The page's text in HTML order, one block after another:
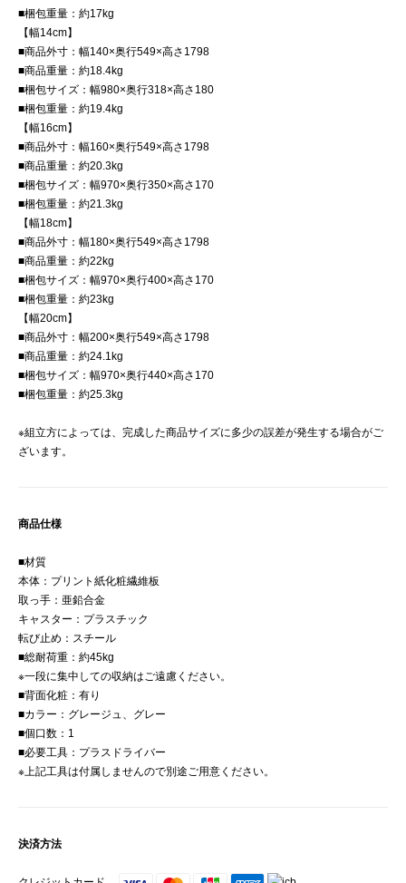
■梱包重量：約17kg
【幅14cm】
■商品外寸：幅140×奥行549×高さ1798
■商品重量：約18.4kg
■梱包サイズ：幅980×奥行318×高さ180
■梱包重量：約19.4kg
【幅16cm】
■商品外寸：幅160×奥行549×高さ1798
■商品重量：約20.3kg
■梱包サイズ：幅970×奥行350×高さ170
■梱包重量：約21.3kg
【幅18cm】
■商品外寸：幅180×奥行549×高さ1798
■商品重量：約22kg
■梱包サイズ：幅970×奥行400×高さ170
■梱包重量：約23kg
【幅20cm】
■商品外寸：幅200×奥行549×高さ1798
■商品重量：約24.1kg
■梱包サイズ：幅970×奥行440×高さ170
■梱包重量：約25.3kg
※組立方によっては、完成した商品サイズに多少の誤差が発生する場合がご
ざいます。
商品仕様
■材質
本体：プリント紙化粧繊維板
取っ手：亜鉛合金
キャスター：プラスチック
転び止め：スチール
■総耐荷重：約45kg
※一段に集中しての収納はご遠慮ください。
■背面化粧：有り
■カラー：グレージュ、グレー
■個口数：1
■必要工具：プラスドライバー
※上記工具は付属しませんので別途ご用意ください。
決済方法